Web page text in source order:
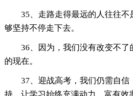
35、走路走得最远的人往往
够坚持不停走下去。
36、因为，我们没有改变不
的现在。
37、迎战高考，我们仍需自信